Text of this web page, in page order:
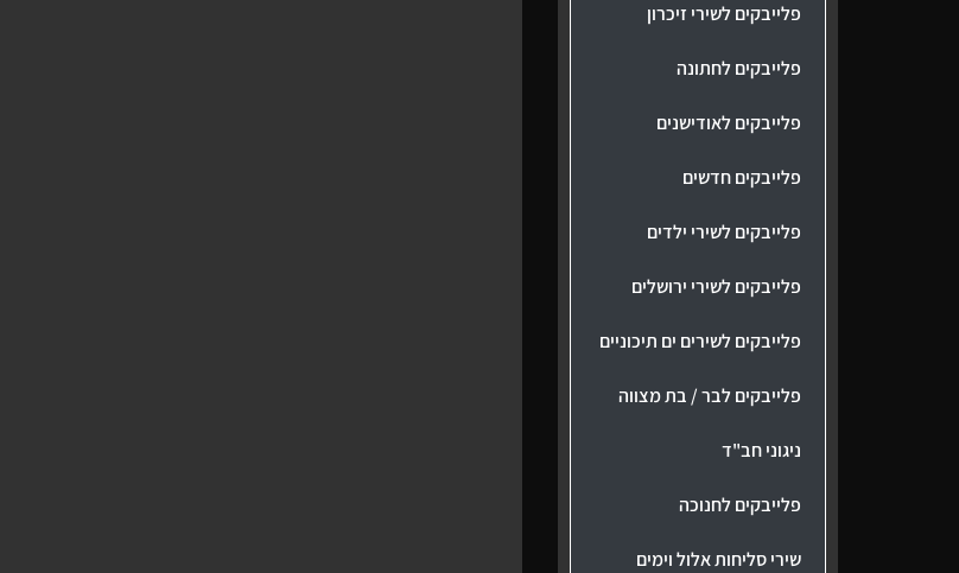
פלייבקים לשירי זיכרון
פלייבקים לחתונה
פלייבקים לאודישנים
פלייבקים חדשים
פלייבקים לשירי ילדים
פלייבקים לשירי ירושלים
פלייבקים לשירים ים תיכוניים
פלייבקים לבר / בת מצווה
ניגוני חב"ד
פלייבקים לחנוכה
שירי סליחות אלול וימים